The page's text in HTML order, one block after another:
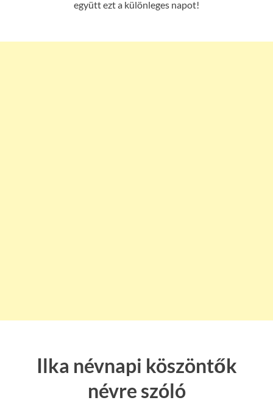
együtt ezt a különleges napot!
Ilka névnapi köszöntők
névre szóló